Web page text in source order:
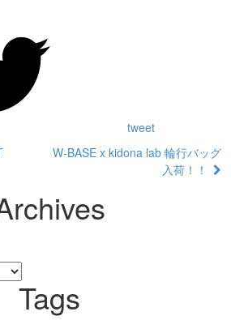
tweet
W-BASE x kidona lab 輪行バッグ
入荷！！
Tags